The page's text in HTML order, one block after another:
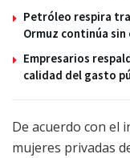
Petróleo respira
Ormuz continúa sin
Empresarios
calidad del gasto
De acuerdo con el
mujeres privadas